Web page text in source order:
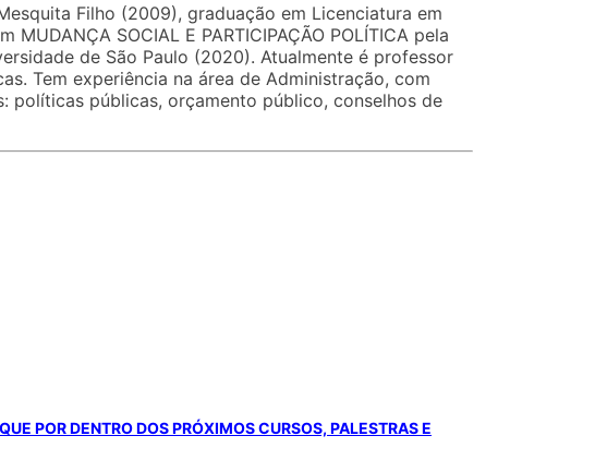
Filho (2009), graduação em Licenciatura em
SOCIAL E PARTICIPAÇÃO POLÍTICA pela
de São Paulo (2020). Atualmente é professor
Tem experiência na área de Administração, com
políticas públicas, orçamento público, conselhos de
POR DENTRO DOS PRÓXIMOS CURSOS, PALESTRAS E